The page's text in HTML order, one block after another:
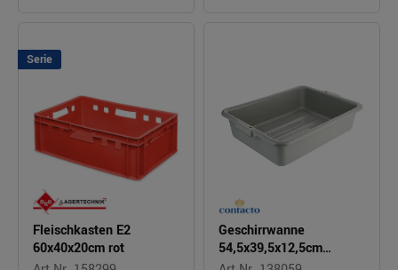
Serie
Fleischkasten E2
60x40x20cm rot
Geschirrwanne
54,5x39,5x12,5cm
dunkelgrau